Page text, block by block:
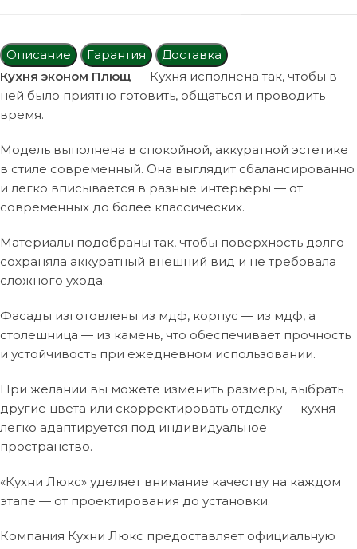
Описание Гарантия
Доставка
Кухня эконом Плющ — Кухня исполнена так, чтобы в
ней было приятно готовить, общаться и проводить
время.
Модель выполнена в спокойной, аккуратной эстетике
в стиле современный. Она выглядит сбалансированно
и легко вписывается в разные интерьеры — от
современных до более классических.
Материалы подобраны так, чтобы поверхность долго
сохраняла аккуратный внешний вид и не требовала
сложного ухода.
Фасады изготовлены из мдф, корпус — из мдф, а
столешница — из камень, что обеспечивает прочность
и устойчивость при ежедневном использовании.
При желании вы можете изменить размеры, выбрать
другие цвета или скорректировать отделку — кухня
легко адаптируется под индивидуальное
пространство.
«Кухни Люкс» уделяет внимание качеству на каждом
этапе — от проектирования до установки.
Компания Кухни Люкс предоставляет официальную